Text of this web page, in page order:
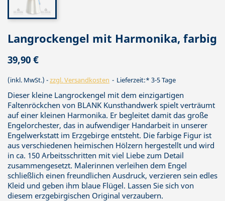
Langrockengel mit Harmonika, farbig
39,90 €
(inkl. MwSt.) zzgl. Versandkosten Lieferzeit:* 3-5 Tage
Dieser kleine Langrockengel mit dem einzigartigen
Faltenröckchen von BLANK Kunsthandwerk spielt verträumt
auf einer kleinen Harmonika. Er begleitet damit das große
Engelorchester, das in aufwendiger Handarbeit in unserer
Engelwerkstatt im Erzgebirge entsteht. Die farbige Figur ist
aus verschiedenen heimischen Hölzern hergestellt und wird
in ca. 150 Arbeitsschritten mit viel Liebe zum Detail
zusammengesetzt. Malerinnen verleihen dem Engel
schließlich einen freundlichen Ausdruck, verzieren sein edles
Kleid und geben ihm blaue Flügel. Lassen Sie sich von
diesem erzgebirgischen Original verzaubern.